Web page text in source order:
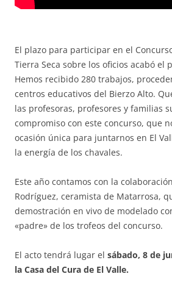
El plazo para participar en el
Tierra Seca sobre los oficios acabó el
Hemos recibido 280 trabajos,
centros educativos del Bierzo Alto.
las profesoras, profesores y familias
compromiso con este concurso, que
ocasión única para juntarnos en El
la energía de los chavales.
Este año contamos con la
Rodríguez, ceramista de Matarrosa,
demostración en vivo de modelado
«padre» de los trofeos del concurso.
El acto tendrá lugar el sábado, 8 de
la Casa del Cura de El Valle.